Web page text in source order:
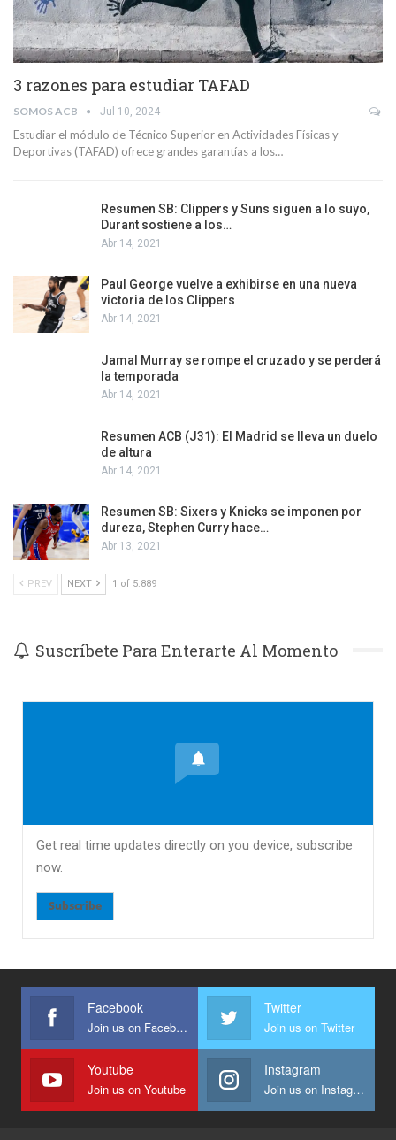
3 razones para estudiar TAFAD
SOMOS ACB Jul 10, 2024
Estudiar el módulo de Técnico Superior en Actividades Físicas y
Deportivas (TAFAD) ofrece grandes garantías a los…
Resumen SB: Clippers y Suns siguen a lo suyo,
Durant sostiene a los…
Abr 14, 2021
Paul George vuelve a exhibirse en una nueva
victoria de los Clippers
Abr 14, 2021
Jamal Murray se rompe el cruzado y se perderá
la temporada
Abr 14, 2021
Resumen ACB (J31): El Madrid se lleva un duelo
de altura
Abr 14, 2021
Resumen SB: Sixers y Knicks se imponen por
dureza, Stephen Curry hace…
Abr 13, 2021
PREV NEXT 1 of 5.889
Suscríbete Para Enterarte Al Momento
Get real time updates directly on you device, subscribe
now.
Subscribe
Facebook
Join us on Facebook
Twitter
Join us on Twitter
Youtube
Join us on Youtube
Instagram
Join us on Instagram